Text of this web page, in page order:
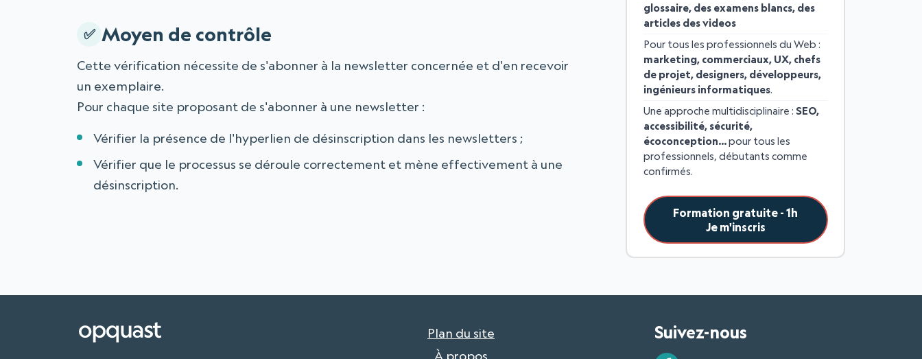
glossaire, des examens blancs, des
articles des videos
Pour tous les professionnels du Web :
marketing, commerciaux, UX, chefs
de projet, designers, développeurs,
ingénieurs informatiques.
Une approche multidisciplinaire : SEO,
accessibilité, sécurité,
écoconception…pour tous les
professionnels, débutants comme
confirmés.
Formation gratuite - 1h
Je m'inscris
Moyen de contrôle
Cette vérification nécessite de s'abonner à la newsletter concernée et d'en recevoir
un exemplaire.
Pour chaque site proposant de s'abonner à une newsletter :
Vérifier la présence de l'hyperlien de désinscription dans les newsletters ;
Vérifier que le processus se déroule correctement et mène effectivement à une
désinscription.
Plan du site
À propos
Suivez-nous